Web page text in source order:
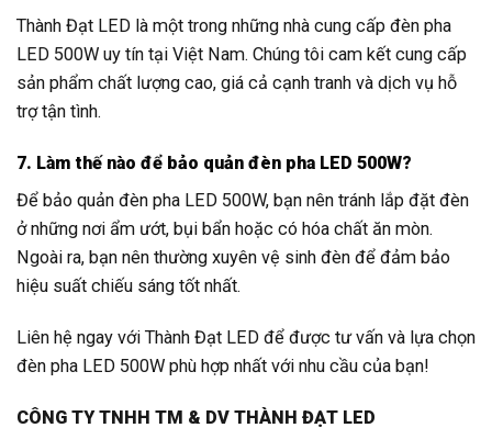
Thành Đạt LED là một trong những nhà cung cấp đèn pha
LED 500W uy tín tại Việt Nam. Chúng tôi cam kết cung cấp
sản phẩm chất lượng cao, giá cả cạnh tranh và dịch vụ hỗ
trợ tận tình.
7. Làm thế nào để bảo quản đèn pha LED 500W?
Để bảo quản đèn pha LED 500W, bạn nên tránh lắp đặt đèn
ở những nơi ẩm ướt, bụi bẩn hoặc có hóa chất ăn mòn.
Ngoài ra, bạn nên thường xuyên vệ sinh đèn để đảm bảo
hiệu suất chiếu sáng tốt nhất.
Liên hệ ngay với Thành Đạt LED để được tư vấn và lựa chọn
đèn pha LED 500W phù hợp nhất với nhu cầu của bạn!
CÔNG TY TNHH TM & DV THÀNH ĐẠT LED